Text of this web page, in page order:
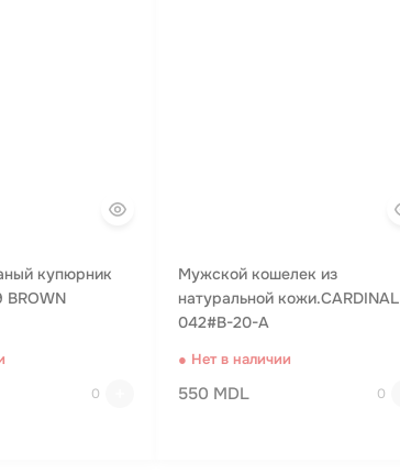
купюрник
BROWN
0
Мужской кошелек из
натуральной кожи.CARDINAL
042#B-20-A
● Нет в наличии
550 MDL 0